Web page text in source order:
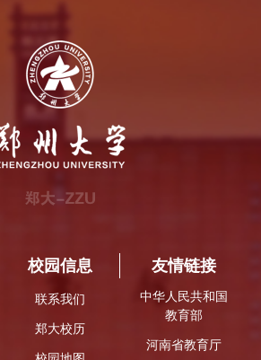
校园信息
联系我们
郑大校历
友情链接
中华人民共和国
教育部
河南省教育厅